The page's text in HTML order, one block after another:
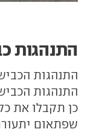
התנהגות
התנהגות
התנהגות
כן תקבלו את